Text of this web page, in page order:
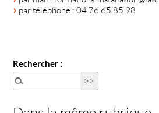
par téléphone : 04 76 65 85 98
Rechercher :